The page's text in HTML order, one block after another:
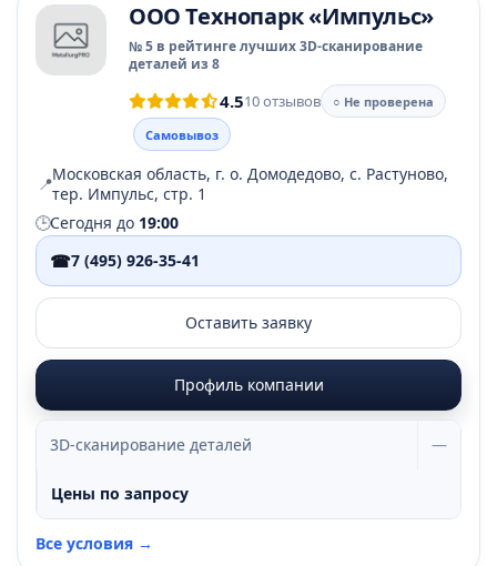
ООО Технопарк «Импульс»
№ 5 в рейтинге лучших 3D-сканирование
деталей из 8
4.510 отзывов
○ Не проверена
Самовывоз
📍Московская область, г. о. Домодедово, с. Растуново,
тер. Импульс, стр. 1
🕒Сегодня до 19:00
☎7 (495) 926-35-41
Оставить заявку
Профиль компании
3D-сканирование деталей —
Цены по запросу
Все условия →